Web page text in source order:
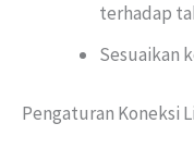
terhadap
Sesuaikan
Pengaturan Koneksi